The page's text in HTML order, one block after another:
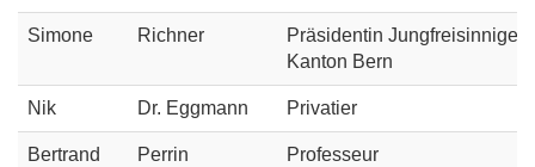
Simone Richner
Präsidentin Jungfreisinnige
Kanton Bern
Nik Dr. Eggmann Privatier
Bertrand Perrin Professeur